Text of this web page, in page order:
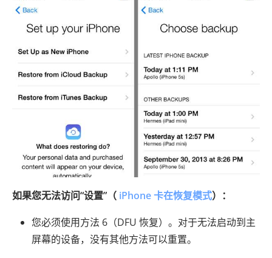
如果您无法访问“设置”（ iPhone 卡在恢复模式）：
您必须使用方法 6（DFU 恢复）。对于无法启动到主
屏幕的设备，没有其他方法可以重置。